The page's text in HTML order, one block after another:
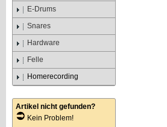
E-Drums
Snares
Hardware
Felle
Homerecording
Artikel nicht gefunden?
Kein Problem!